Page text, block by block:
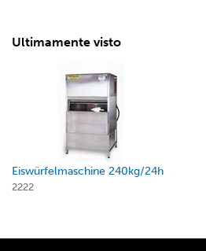
Ultimamente visto
Eiswürfelmaschine 240kg/24h
2222